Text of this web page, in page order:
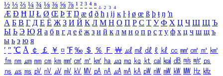
½ ⅓ ⅔ ¼ ¾ ⅛ ⅜ ⅝ ⅞ ¹ ² ³ ⁴ ⁿ ₁ ₂ ₃ ₄
Æ Ð Ħ Ĳ Ł Ø Œ Þ Ŧ Ŋ æ đ ð ħ ı ĳ ĸ ŀ ł ø œ ß þ ŧ ŋ ŉ
А Б В Г Д Е Ё Ж З И Й К Л М Н О П Р С Т У Ф Х Ц Ч Ш Щ Ъ
Ы Ь Э Ю Я а б в г д е ё ж з и й к л м н о п р с т у ф х ц ч ш щ ъ
ы ь э ю я
′ ″ ℃ Å ￠ ￡ ￥ ¤ ℉ ‰ ＄ ％ Ｆ ￦ ㎕ ㎖ ㎗ ℓ ㎘ ㏄ ㎣ ㎤ ㎥ ㎦
㎙ ㎚ ㎛ ㎜ ㎝ ㎞ ㎟ ㎠ ㎡ ㎢ ㏊ ㎍ ㎎ ㎏ ㏏ ㎈ ㎉ ㏈ ㎧ ㎨ ㎰
㎱ ㎲ ㎳ ㎴ ㎵ ㎶ ㎷ ㎸ ㎹ ㎀ ㎁ ㎂ ㎃ ㎄ ㎺ ㎻ ㎽ ㎾ ㎿ ㎐ ㎑